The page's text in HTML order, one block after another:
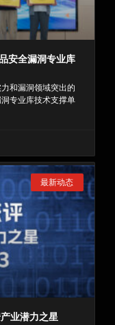
安全漏洞专业库
和漏洞领域突出的
专业库技术支撑单
最新动态
业潜力之星